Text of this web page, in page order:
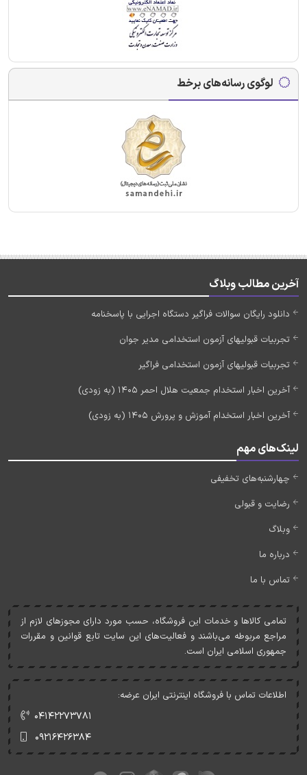
لوگوی رسانه‌های برخط
آخرین مطالب وبلاگ
دانلود رایگان سوالات فراگیر دستگاه اجرایی با پاسخنامه
تجربیات قبولیهای آزمون استخدامی مدیر جوان
تجربیات قبولیهای آزمون استخدامی فراگیر
آخرین اخبار استخدام جمعیت هلال احمر 1405 (به زودی)
آخرین اخبار استخدام آموزش و پرورش 1405 (به زودی)
لینک‌های مهم
چهارشنبه‌های تخفیفی
رضایت و قبولی
وبلاگ
درباره ما
تماس با ما
تمامی کالاها و خدمات اين فروشگاه، حسب مورد دارای مجوزهای لازم از
مراجع مربوطه می‌باشند و فعاليت‌های اين سايت تابع قوانين و مقررات
جمهوری اسلامی ايران است.
اطلاعات تماس با فروشگاه اینترنتی ایران عرضه:
۰۴۱۴۲۲۷۳۷۸۱
۰۹۲۱۶۴۲۶۳۸۴